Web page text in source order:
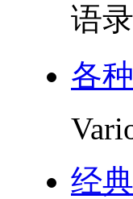
语
各
经